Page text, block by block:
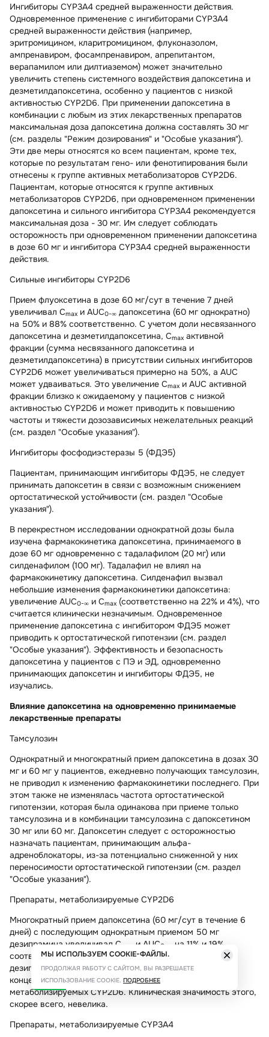
Ингибиторы CYP3A4 средней выраженности действия.
Одновременное применение с ингибиторами CYP3A4
средней выраженности действия (например,
эритромицином, кларитромицином, флуконазолом,
ампренавиром, фосампренавиром, апрепитантом,
верапамилом или дилтиаземом) может значительно
увеличить степень системного воздействия дапоксетина и
дезметилдапоксетина, особенно у пациентов с низкой
активностью CYP2D6. При применении дапоксетина в
комбинации с любым из этих лекарственных препаратов
максимальная доза дапоксетина должна составлять 30 мг
(см. разделы "Режим дозирования" и "Особые указания").
Эти две меры относятся ко всем пациентам, кроме тех,
которые по результатам гено- или фенотипирования были
отнесены к группе активных метаболизаторов CYP2D6.
Пациентам, которые относятся к группе активных
метаболизаторов CYP2D6, при одновременном применении
дапоксетина и сильного ингибитора CYP3A4 рекомендуется
максимальная доза - 30 мг. Им следует соблюдать
осторожность при одновременном применении дапоксетина
в дозе 60 мг и ингибитора CYP3A4 средней выраженности
действия.
Сильные ингибиторы CYP2D6
Прием флуоксетина в дозе 60 мг/сут в течение 7 дней
увеличивал Cmax и AUC0-∞ дапоксетина (60 мг однократно)
на 50% и 88% соответственно. С учетом доли несвязанного
дапоксетина и дезметилдапоксетина, Cmax активной
фракции (сумма несвязанного дапоксетина и
дезметилдапоксетина) в присутствии сильных ингибиторов
CYP2D6 может увеличиваться примерно на 50%, a AUC
может удваиваться. Это увеличение Cmax и AUC активной
фракции близко к ожидаемому у пациентов с низкой
активностью CYP2D6 и может приводить к повышению
частоты и тяжести дозозависимых нежелательных реакций
(см. раздел "Особые указания").
Ингибиторы фосфодиэстеразы 5 (ФДЭ5)
Пациентам, принимающим ингибиторы ФДЭ5, не следует
принимать дапоксетин в связи с возможным снижением
ортостатической устойчивости (см. раздел "Особые
указания").
В перекрестном исследовании однократной дозы была
изучена фармакокинетика дапоксетина, принимаемого в
дозе 60 мг одновременно с тадалафилом (20 мг) или
силденафилом (100 мг). Тадалафил не влиял на
фармакокинетику дапоксетина. Силденафил вызвал
небольшие изменения фармакокинетики дапоксетина:
увеличение AUC0-∞ и Cmax (соответственно на 22% и 4%), что
считается клинически незначимым. Одновременное
применение дапоксетина с ингибитором ФДЭ5 может
приводить к ортостатической гипотензии (см. раздел
"Особые указания"). Эффективность и безопасность
дапоксетина у пациентов с ПЭ и ЭД, одновременно
принимающих дапоксетин и ингибиторы ФДЭ5, не
изучались.
Влияние дапоксетина на одновременно принимаемые
лекарственные препараты
Тамсулозин
Однократный и многократный прием дапоксетина в дозах 30
мг и 60 мг у пациентов, ежедневно получающих тамсулозин,
не приводил к изменению фармакокинетики последнего. При
этом также не изменялась частота ортостатической
гипотензии, которая была одинакова при приеме только
тамсулозина и в комбинации тамсулозина с дапоксетином
30 мг или 60 мг. Дапоксетин следует с осторожностью
назначать пациентам, принимающим альфа-
адреноблокаторы, из-за потенциально сниженной у них
переносимости ортостатической гипотензии (см. раздел
"Особые указания").
Препараты, метаболизируемые CYP2D6
Многократный прием дапоксетина (60 мг/сут в течение 6
дней) с последующим однократным приемом 50 мг
дезипрамина увеличивал C
и AUC0-∞
на 11% и 19%
соответственно, по сравнению с приемом одного
дезипрамина. Дапоксетин может аналогично повышать
концентрацию в плазме крови и других препаратов,
метаболизируемых CYP2D6. Клиническая значимость этого,
скорее всего, невелика.
Препараты, метаболизируемые CYP3A4
МЫ ИСПОЛЬЗУЕМ COOKIE-ФАЙЛЫ.
ПРОДОЛЖАЯ РАБОТУ С САЙТОМ, ВЫ РАЗРЕШАЕТЕ
ИСПОЛЬЗОВАНИЕ COOKIE. ПОДРОБНЕЕ